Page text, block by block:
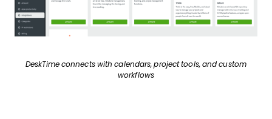
DeskTime connects with calendars, project tools, and custom
workflows